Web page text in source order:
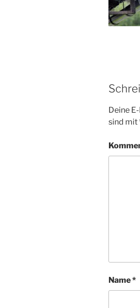
Deine
sind mit
Name*